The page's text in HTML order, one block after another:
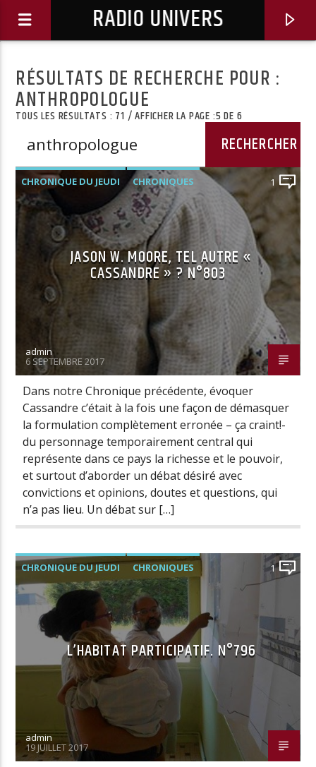
RADIO UNIVERS
Titre diffusé :
Radio Univers
RÉSULTATS DE RECHERCHE POUR :
ANTHROPOLOGUE
TOUS LES RÉSULTATS : 71 / AFFICHER LA PAGE :5 DE 6
CHRONIQUE DU JEUDI CHRONIQUES 1
JASON W. MOORE, TEL AUTRE «
CASSANDRE » ? N°803
admin
6 SEPTEMBRE 2017
Dans notre Chronique précédente, évoquer
Cassandre c’était à la fois une façon de démasquer
la formulation complètement erronée – ça craint!-
du personnage temporairement central qui
représente dans ce pays la richesse et le pouvoir,
et surtout d’aborder un débat désiré avec
convictions et opinions, doutes et questions, qui
n’a pas lieu. Un débat sur […]
CHRONIQUE DU JEUDI
CHRONIQUES
PODCASTS ET CONFÉRENCES
1
L’HABITAT PARTICIPATIF. N°796
admin
19 JUILLET 2017